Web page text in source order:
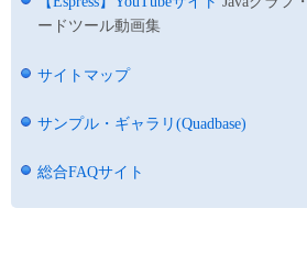
ードツール動画集
サイトマップ
サンプル・ギャラリ(Quadbase)
総合FAQサイト